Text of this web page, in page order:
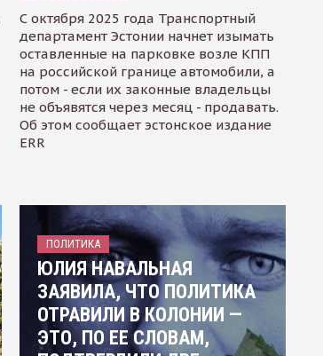
С октября 2025 года Транспортный
департамент Эстонии начнет изымать
оставленные на парковке возле КПП
на российской границе автомобили, а
потом - если их законные владельцы
не объявятся через месяц - продавать.
Об этом сообщает эстонское издание
ERR
ПОЛИТИКА
ЮЛИЯ НАВАЛЬНАЯ
ЗАЯВИЛА, ЧТО ПОЛИТИКА
ОТРАВИЛИ В КОЛОНИИ —
ЭТО, ПО ЕЕ СЛОВАМ,